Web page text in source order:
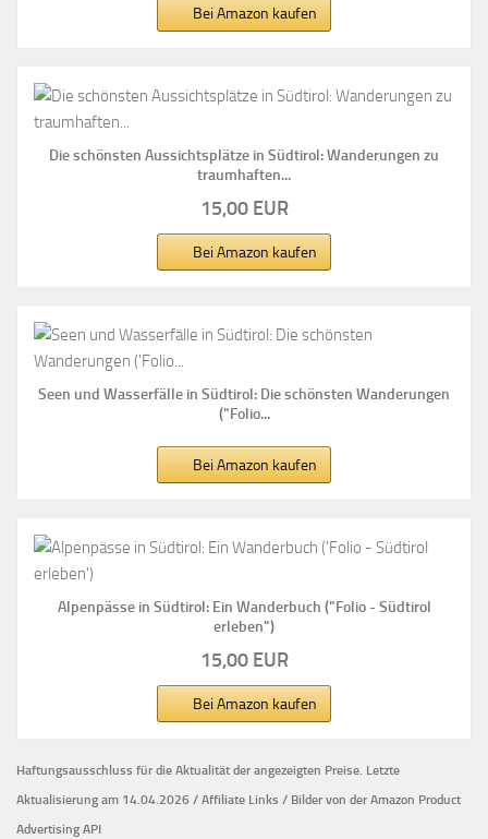
Bei Amazon kaufen
Die schönsten Aussichtsplätze in Südtirol: Wanderungen zu
traumhaften...
15,00 EUR
Bei Amazon kaufen
Seen und Wasserfälle in Südtirol: Die schönsten Wanderungen
("Folio...
Bei Amazon kaufen
Alpenpässe in Südtirol: Ein Wanderbuch ("Folio - Südtirol
erleben")
15,00 EUR
Bei Amazon kaufen
Haftungsausschluss für die Aktualität der angezeigten Preise. Letzte
Aktualisierung am 14.04.2026 / Affiliate Links / Bilder von der Amazon Product
Advertising API